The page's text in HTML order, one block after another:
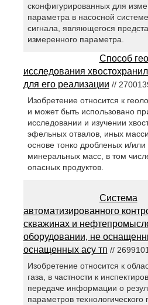
сконфигурированных для
параметра в насосной
сигнала, являющегося
измеренного параметра.
Способ
исследования
для его реализации //
Изобретение относится к
и может быть использовано
исследовании и изучении
эфельных отвалов, иных
основе тонко дробленых и/
минеральных масс, в том
опасных продуктов.
Система
автоматизированного
скважинах и
оборудовании, не
оснащенных асу тп // 2699101
Изобретение относится к
газа, в частности к
передаче информации о
параметров